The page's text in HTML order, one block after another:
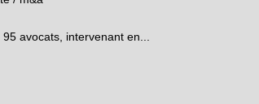
avocats, intervenant en...